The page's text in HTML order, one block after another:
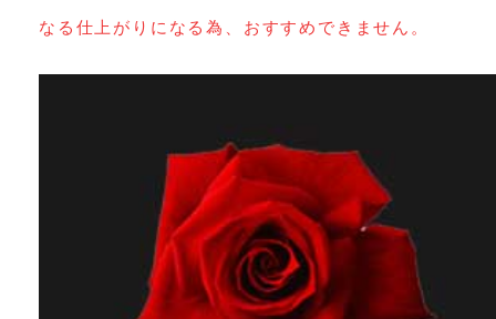
なる仕上がりになる為、おすすめできません。